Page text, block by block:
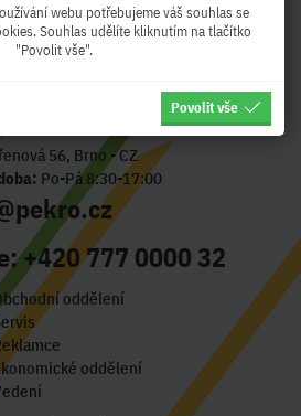
56, Brno - CZ
Po-Pá 8:30-17:00
+420 777 0000 32
oddělení
oddělení
webu potřebujeme váš souhlas se
Souhlas udělíte kliknutím na tlačítko
"Povolit vše".
Povolit vše